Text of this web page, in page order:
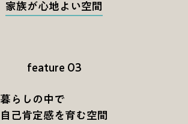
feature 03
暮らしの中で
自己肯定感を育む空間
家族が心地よい空間